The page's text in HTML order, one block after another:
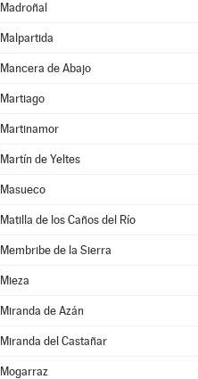
Madroñal
Malpartida
Mancera de Abajo
Martiago
Martinamor
Martín de Yeltes
Masueco
Matilla de los Caños del Río
Membribe de la Sierra
Mieza
Miranda de Azán
Miranda del Castañar
Mogarraz